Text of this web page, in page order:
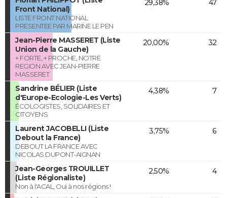
Front National)
LISTE FRONT NATIONAL
PRESENTEE PAR MARINE LE PEN
29,38% 47
Jean-Pierre MASSERET (Liste
Union de la Gauche)
+ FORTE, + PROCHE, NOTRE
REGION AVEC JEAN-PIERRE
MASSERET
20,00% 32
Sandrine BÉLIER (Liste
d'Europe-Ecologie-Les Verts)
ÉCOLOGISTES, SOLIDAIRES ET
CITOYENS
4,38% 7
Laurent JACOBELLI (Liste
Debout la France)
DEBOUT LA FRANCE AVEC
NICOLAS DUPONT-AIGNAN
3,75% 6
Jean-Georges TROUILLET
(Liste Régionaliste)
Non à l'ACAL, Oui à nos régions !
2,50% 4